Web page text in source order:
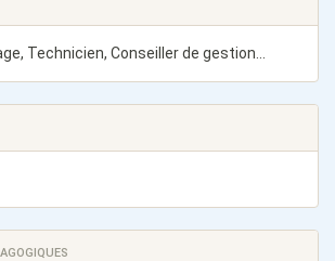
Technicien, Conseiller de gestion...